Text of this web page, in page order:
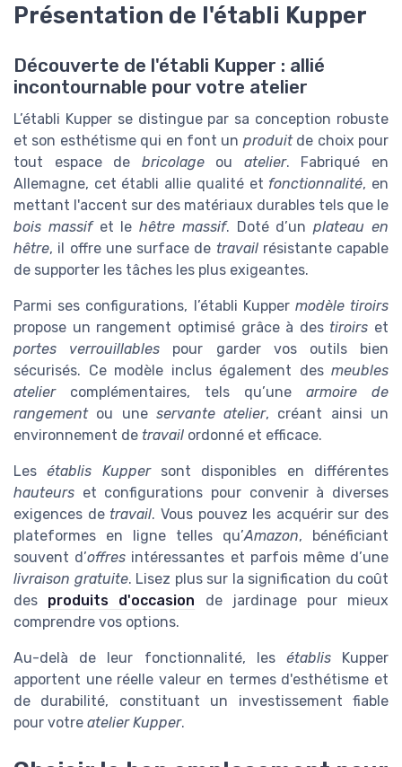
Présentation de l'établi Kupper
Découverte de l'établi Kupper : allié
incontournable pour votre atelier
L’établi Kupper se distingue par sa conception robuste
et son esthétisme qui en font un produitde choix pour
tout espace de bricolageou atelier. Fabriqué en
Allemagne, cet établi allie qualité et fonctionnalité, en
mettant l'accent sur des matériaux durables tels que le
bois massifet lehêtre massif. Doté d’unplateau en
hêtre, il offre une surface de travailrésistante capable
de supporter les tâches les plus exigeantes.
Parmi ses configurations, l’établi Kupper modèle tiroirs
propose un rangement optimisé grâce à des tiroirs et
portes verrouillables pour garder vos outils bien
sécurisés. Ce modèle inclus également des meubles
ateliercomplémentaires, tels qu’une armoire de
rangementou une servante atelier, créant ainsi un
environnement de travail ordonné et efficace.
Lesétablis Kuppersont disponibles en différentes
hauteurs et configurations pour convenir à diverses
exigences de travail. Vous pouvez les acquérir sur des
plateformes en ligne telles qu’Amazon, bénéficiant
souvent d’offres intéressantes et parfois même d’une
livraison gratuite. Lisez plus sur la signification du coût
des produits d'occasion de jardinage pour mieux
comprendre vos options.
Au-delà de leur fonctionnalité, les établisKupper
apportent une réelle valeur en termes d'esthétisme et
de durabilité, constituant un investissement fiable
pour votre atelier Kupper.